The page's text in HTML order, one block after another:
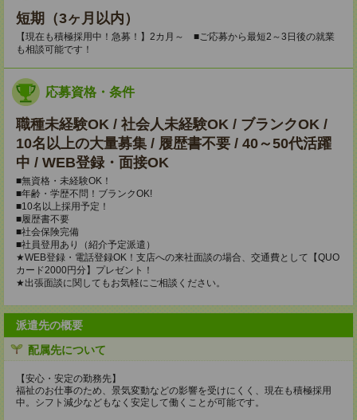
短期（3ヶ月以内）
【現在も積極採用中！急募！】2カ月～ ■ご応募から最短2～3日後の就業
も相談可能です！
応募資格・条件
職種未経験OK / 社会人未経験OK / ブランクOK /
10名以上の大量募集 / 履歴書不要 / 40～50代活躍
中 / WEB登録・面接OK
■無資格・未経験OK！
■年齢・学歴不問！ブランクOK!
■10名以上採用予定！
■履歴書不要
■社会保険完備
■社員登用あり（紹介予定派遣）
★WEB登録・電話登録OK！支店への来社面談の場合、交通費として【QUO
カード2000円分】プレゼント！
★出張面談に関してもお気軽にご相談ください。
派遣先の概要
配属先について
【安心・安定の勤務先】
福祉のお仕事のため、景気変動などの影響を受けにくく、現在も積極採用
中。シフト減少などもなく安定して働くことが可能です。